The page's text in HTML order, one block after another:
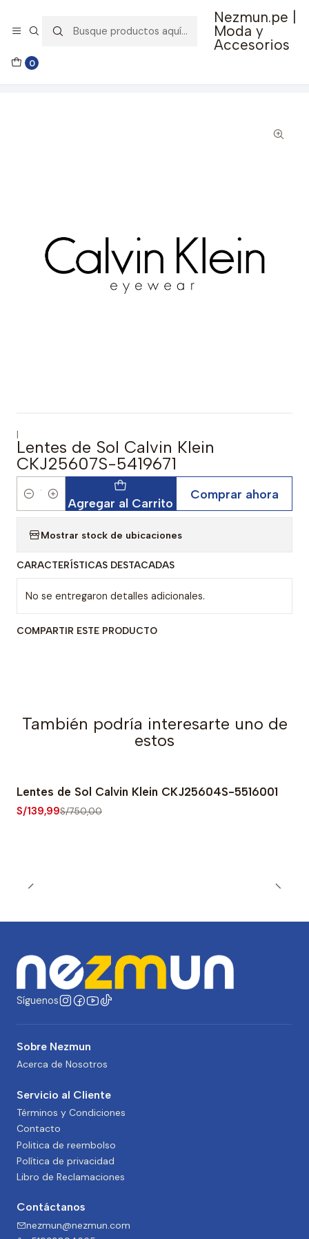
Nezmun.pe |
Moda y
Accesorios
0
🚚 Envío GRATIS por compras mayores a S/ 150
|
Lentes de Sol Calvin Klein
CKJ25607S-5419671
Cantidad Agregar al Carrito
Comprar ahora
Mostrar stock de ubicaciones
CARACTERÍSTICAS DESTACADAS
No se entregaron detalles adicionales.
COMPARTIR ESTE PRODUCTO
También podría interesarte uno de
estos
-81% OFF
Lentes de Sol Calvin Klein CKJ25604S-5516001
S/139,99S/750,00
Síguenos
Sobre Nezmun
Acerca de Nosotros
Servicio al Cliente
Términos y Condiciones
Contacto
Politica de reembolso
Política de privacidad
Libro de Reclamaciones
Contáctanos
nezmun@nezmun.com